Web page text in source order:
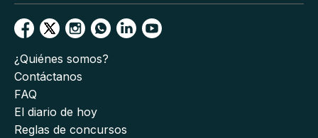
¿Quiénes somos?
Contáctanos
FAQ
El diario de hoy
Reglas de concursos